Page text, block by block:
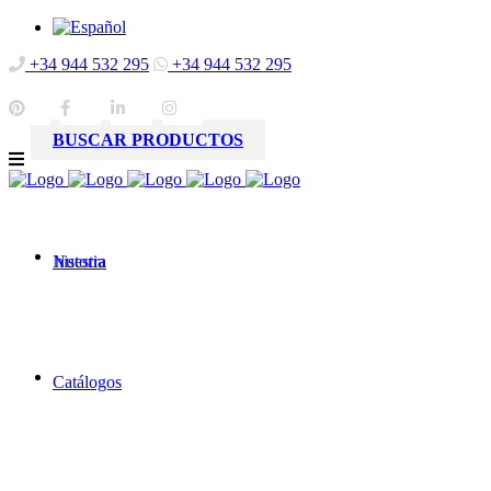
+34 944 532 295 +34 944 532 295
BUSCAR PRODUCTOS
Nuestra
historia
Catálogos